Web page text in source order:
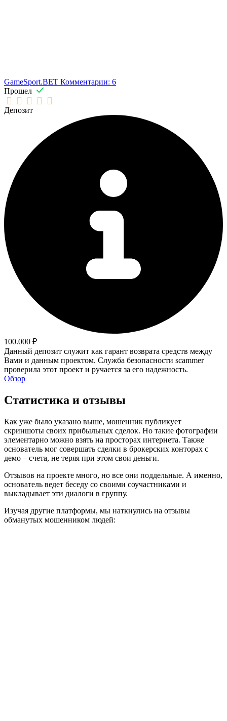
GameSport.BET Комментарии: 6
Прошел
Депозит
100.000 ₽
Данный депозит служит как гарант возврата средств между
Вами и данным проектом. Служба безопасности scammer
проверила этот проект и ручается за его надежность.
Обзор
Статистика и отзывы
Как уже было указано выше, мошенник публикует
скриншоты своих прибыльных сделок. Но такие фотографии
элементарно можно взять на просторах интернета. Также
основатель мог совершать сделки в брокерских конторах с
демо – счета, не теряя при этом свои деньги.
Отзывов на проекте много, но все они поддельные. А именно,
основатель ведет беседу со своими соучастниками и
выкладывает эти диалоги в группу.
Изучая другие платформы, мы наткнулись на отзывы
обманутых мошенником людей: